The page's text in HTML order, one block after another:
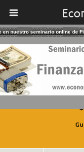
Suiza
en nuestro seminario online de